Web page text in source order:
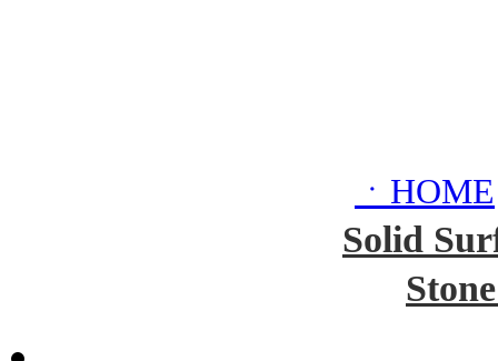
ㆍHOME
Solid